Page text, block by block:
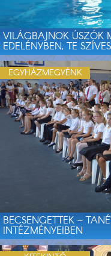
VILÁGBAJNOK ÚSZÓK
EDELÉNYBEN, TE
BECSENGETTEK –
INTÉZMÉNYEIBEN
EGYHÁZMEGYÉNK